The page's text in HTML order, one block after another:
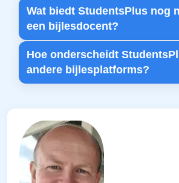
Wat biedt StudentsPlus nog
een bijlesdocent?
Hoe onderscheidt
andere bijlesplatforms?